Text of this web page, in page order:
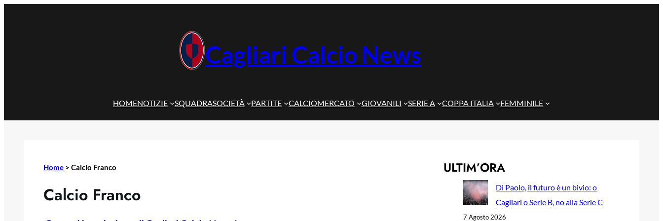
Cagliari Calcio News
HOMENOTIZIE SQUADRASOCIETÀ PARTITE CALCIOMERCATO GIOVANILI SERIE A COPPA ITALIA FEMMINILE
Home > Calcio Franco
Calcio Franco
ULTIM’ORA
Di Paolo, il futuro è un bivio: o
Cagliari o Serie B, no alla Serie C
7 Agosto 2026